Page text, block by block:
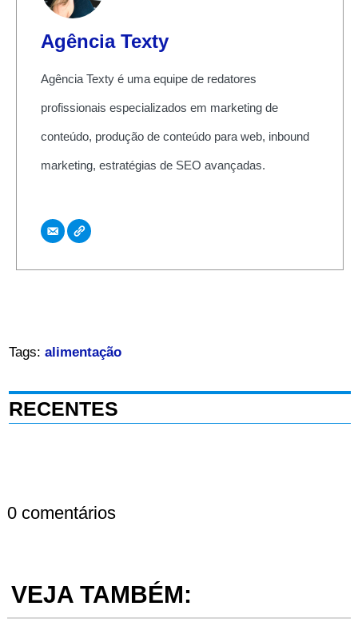
Agência Texty
Agência Texty é uma equipe de redatores
profissionais especializados em marketing de
conteúdo, produção de conteúdo para web, inbound
marketing, estratégias de SEO avançadas.
Tags: alimentação
RECENTES
0 comentários
VEJA TAMBÉM: